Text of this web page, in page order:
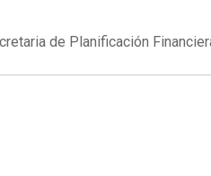
de Planificación